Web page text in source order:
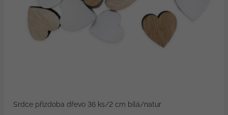
Srdce přízdoba dřevo 36 ks/2 cm bílá/natur